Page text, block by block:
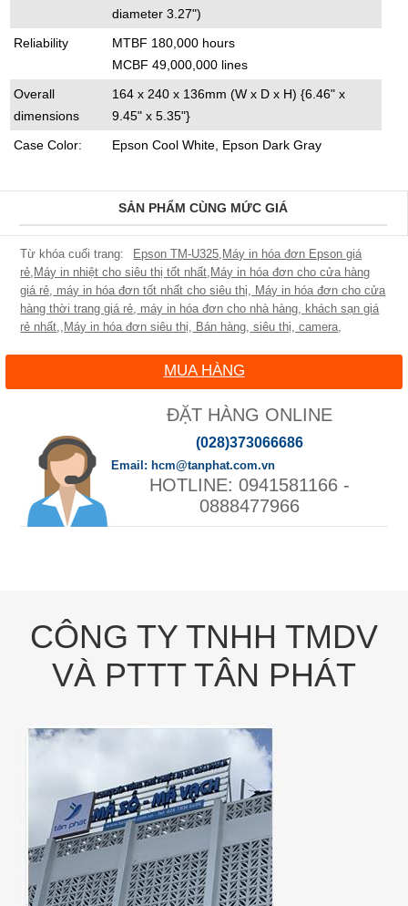
diameter 3.27")
Reliability
MTBF 180,000 hours
MCBF 49,000,000 lines
Overall
dimensions
164 x 240 x 136mm (W x D x H) {6.46" x
9.45" x 5.35"}
Case Color:
Epson Cool White, Epson Dark Gray
SẢN PHẨM CÙNG MỨC GIÁ
Epson TM-U325, Máy in hóa đơn Epson giá
rẻ, Máy in nhiệt cho siêu thị tốt nhất, Máy in hóa đơn cho cửa hàng
giá rẻ, máy in hóa đơn tốt nhất cho siêu thị, Máy in hóa đơn cho cửa
hàng thời trang giá rẻ, máy in hóa đơn cho nhà hàng, khách sạn giá
rẻ nhất,, Máy in hóa đơn siêu thị, Bán hàng, siêu thị, camera,
MUA HÀNG
ĐẶT HÀNG ONLINE
(028)373066686
0941581166 -
0888477966
hcm@tanphat.com.vn
CÔNG TY TNHH TMDV
VÀ PTTT TÂN PHÁT